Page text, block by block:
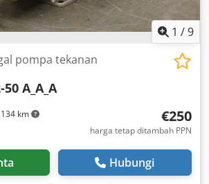
1 /9
km
pompa tekanan
50 A_A_A
€250
harga tetap ditambah PPN
Hubungi